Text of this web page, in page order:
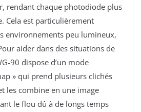
rendant chaque photodiode plus
Cela est particulièrement
environnements peu lumineux,
aider dans des situations de
90 dispose d’un mode
» qui prend plusieurs clichés
les combine en une image
le flou dû à de longs temps